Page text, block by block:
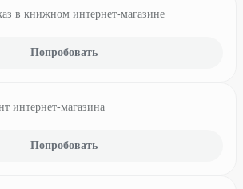
в книжном интернет-магазине
Попробовать
интернет-магазина
Попробовать